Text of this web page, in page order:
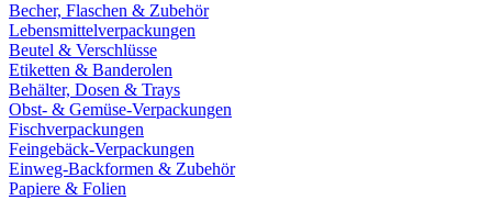
Becher, Flaschen & Zubehör
Lebensmittelverpackungen
Beutel & Verschlüsse
Etiketten & Banderolen
Behälter, Dosen & Trays
Obst- & Gemüse-Verpackungen
Fischverpackungen
Feingebäck-Verpackungen
Einweg-Backformen & Zubehör
Papiere & Folien